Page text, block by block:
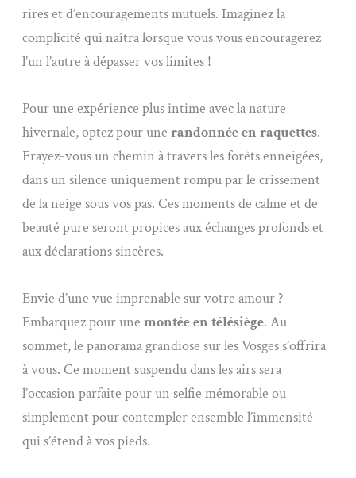
rires et d’encouragements mutuels. Imaginez la
complicité qui naîtra lorsque vous vous encouragerez
l’un l’autre à dépasser vos limites !
Pour une expérience plus intime avec la nature
hivernale, optez pour unerandonnée en raquettes.
Frayez-vous un chemin à travers les forêts enneigées,
dans un silence uniquement rompu par le crissement
de la neige sous vos pas. Ces moments de calme et de
beauté pure seront propices aux échanges profonds et
aux déclarations sincères.
Envie d’une vue imprenable sur votre amour ?
Embarquez pour unemontée en télésiège. Au
sommet, le panorama grandiose sur les Vosges s’offrira
à vous. Ce moment suspendu dans les airs sera
l’occasion parfaite pour un selfie mémorable ou
simplement pour contempler ensemble l’immensité
qui s’étend à vos pieds.